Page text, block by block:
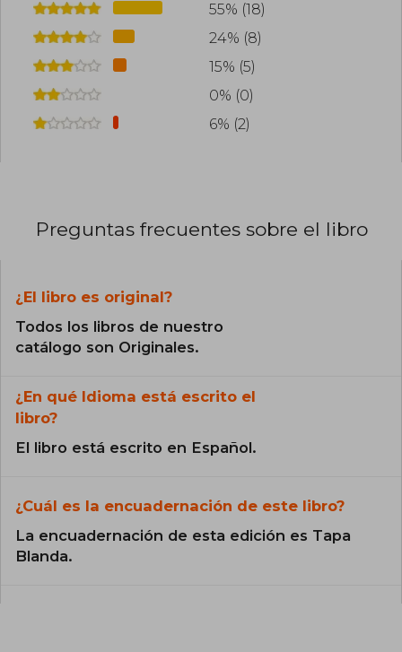
55% (18)
24% (8)
15% (5)
0% (0)
6% (2)
Preguntas frecuentes sobre el libro
¿El libro es original?
Todos los libros de nuestro
catálogo son Originales.
¿En qué Idioma está escrito el
libro?
El libro está escrito en Español.
¿Cuál es la encuadernación de este libro?
La encuadernación de esta edición es Tapa
Blanda.